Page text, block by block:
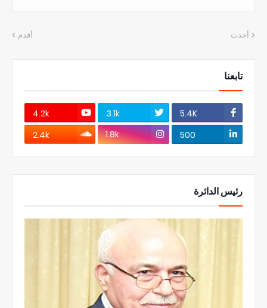
أحدث أقدم
تابعنا
5.4K
3.1k
4.2k
500
1.8k
2.4k
رئيس الدائرة